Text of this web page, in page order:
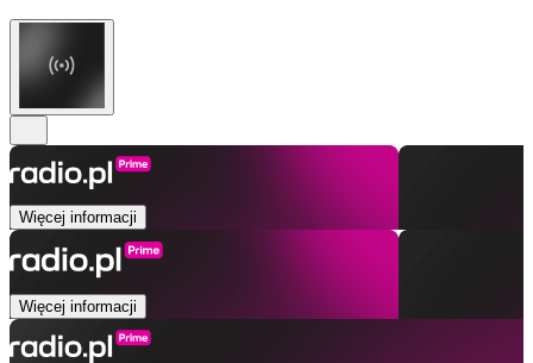
Więcej informacji
Więcej informacji